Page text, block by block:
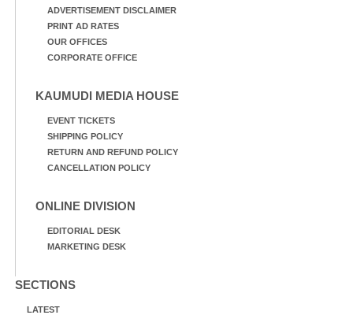
ADVERTISEMENT DISCLAIMER
PRINT AD RATES
OUR OFFICES
CORPORATE OFFICE
KAUMUDI MEDIA HOUSE
EVENT TICKETS
SHIPPING POLICY
RETURN AND REFUND POLICY
CANCELLATION POLICY
ONLINE DIVISION
EDITORIAL DESK
MARKETING DESK
SECTIONS
LATEST